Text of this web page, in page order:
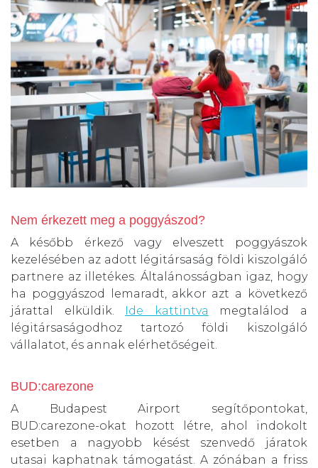
Nem érkezett meg a poggyászod?
A később érkező vagy elveszett poggyászok
kezelésében az adott légitársaság földi kiszolgáló
partnere az illetékes. Általánosságban igaz, hogy
ha poggyászod lemaradt, akkor azt a következő
járattal elküldik.
Ide kattintva megtalálod a
légitársaságodhoz tartozó földi kiszolgáló
vállalatot, és annak elérhetőségeit.
BUD:carezone
A Budapest Airport segítőpontokat,
BUD:carezone-okat hozott létre, ahol indokolt
esetben a nagyobb késést szenvedő járatok
utasai kaphatnak támogatást. A zónában a friss